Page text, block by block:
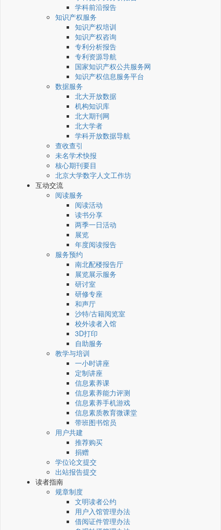
学科前沿报告
知识产权服务
知识产权培训
知识产权咨询
专利分析报告
专利资源导航
国家知识产权公共服务网
知识产权信息服务平台
数据服务
北大开放数据
机构知识库
北大期刊网
北大学者
学科开放数据导航
查收查引
未名学术快报
核心期刊要目
北京大学数字人文工作坊
互动交流
阅读服务
阅读活动
读书分享
两季一日活动
展览
年度阅读报告
服务预约
南北配楼报告厅
展览展示服务
研讨室
研修专座
和声厅
沙特/古籍阅览室
校外读者入馆
3D打印
自助服务
教学与培训
一小时讲座
定制讲座
信息素养课
信息素养能力评测
信息素养手机游戏
信息素质教育微课堂
带班图书馆员
用户共建
推荐购买
捐赠
学位论文提交
出站报告提交
读者指南
规章制度
文明读者公约
用户入馆管理办法
借阅证件管理办法